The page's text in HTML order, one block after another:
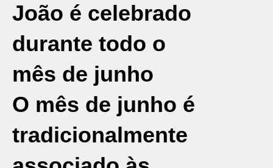
João é celebrado
durante todo o
mês de junho
O mês de junho é
tradicionalmente